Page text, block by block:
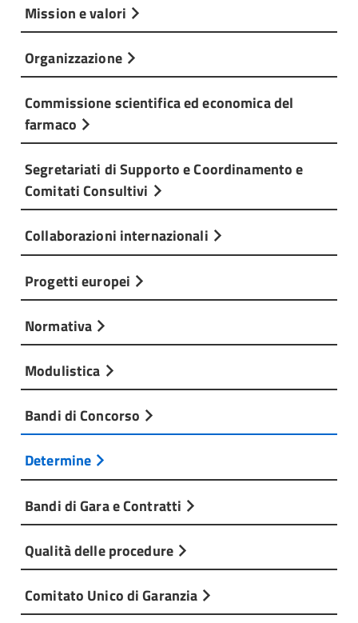
Mission e valori
Organizzazione
Commissione scientifica ed economica del
farmaco
Segretariati di Supporto e Coordinamento e
Comitati Consultivi
Collaborazioni internazionali
Progetti europei
Normativa
Modulistica
Bandi di Concorso
Determine
Bandi di Gara e Contratti
Qualità delle procedure
Comitato Unico di Garanzia